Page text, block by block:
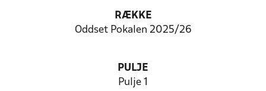
RÆKKE
Oddset Pokalen 2025/26
PULJE
Pulje 1